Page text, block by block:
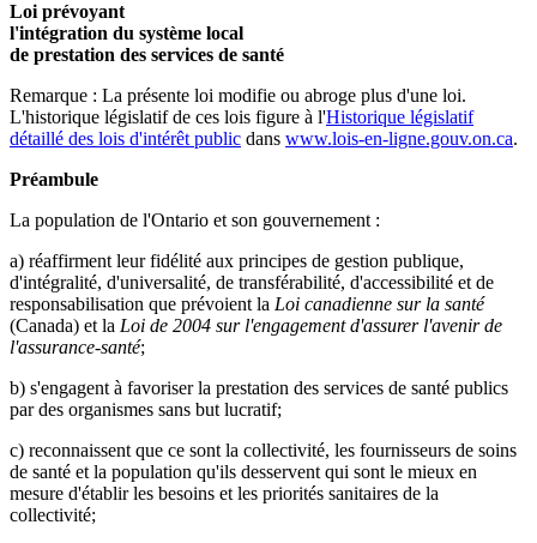
Loi prévoyant
l'intégration du système local
de prestation des services de santé
Remarque : La présente loi modifie ou abroge plus d'une loi.
L'historique législatif de ces lois figure à l'Historique législatif
détaillé des lois d'intérêt public dans www.lois-en-ligne.gouv.on.ca.
Préambule
La population de l'Ontario et son gouvernement :
a) réaffirment leur fidélité aux principes de gestion publique,
d'intégralité, d'universalité, de transférabilité, d'accessibilité et de
responsabilisation que prévoient la Loi canadienne sur la santé
(Canada) et la Loi de 2004 sur l'engagement d'assurer l'avenir de
l'assurance-santé;
b) s'engagent à favoriser la prestation des services de santé publics
par des organismes sans but lucratif;
c) reconnaissent que ce sont la collectivité, les fournisseurs de soins
de santé et la population qu'ils desservent qui sont le mieux en
mesure d'établir les besoins et les priorités sanitaires de la
collectivité;